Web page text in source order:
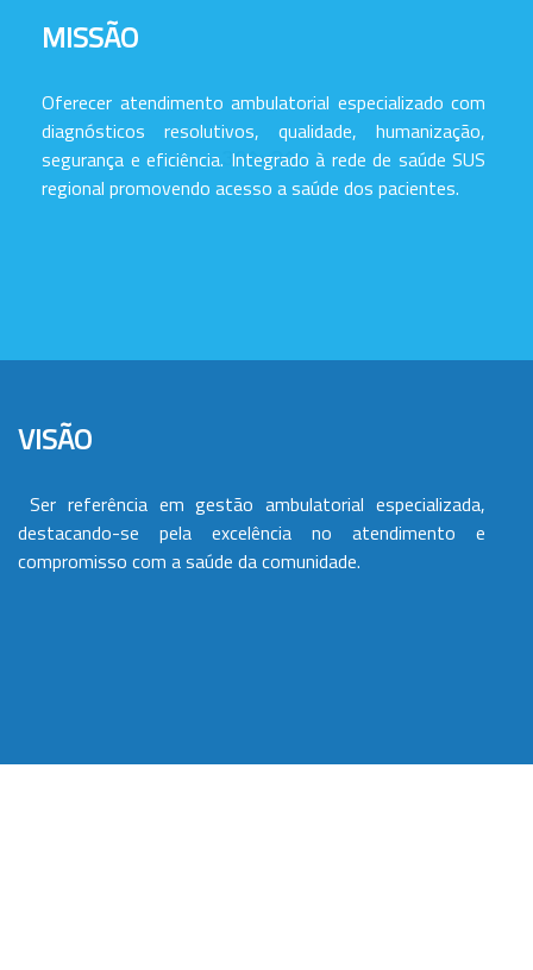
MISSÃO
Oferecer atendimento ambulatorial especializado com
diagnósticos resolutivos, qualidade, humanização,
segurança e eficiência. Integrado à rede de saúde SUS
regional promovendo acesso a saúde dos pacientes.
VISÃO
Ser referência em gestão ambulatorial especializada,
destacando-se pela excelência no atendimento e
compromisso com a saúde da comunidade.